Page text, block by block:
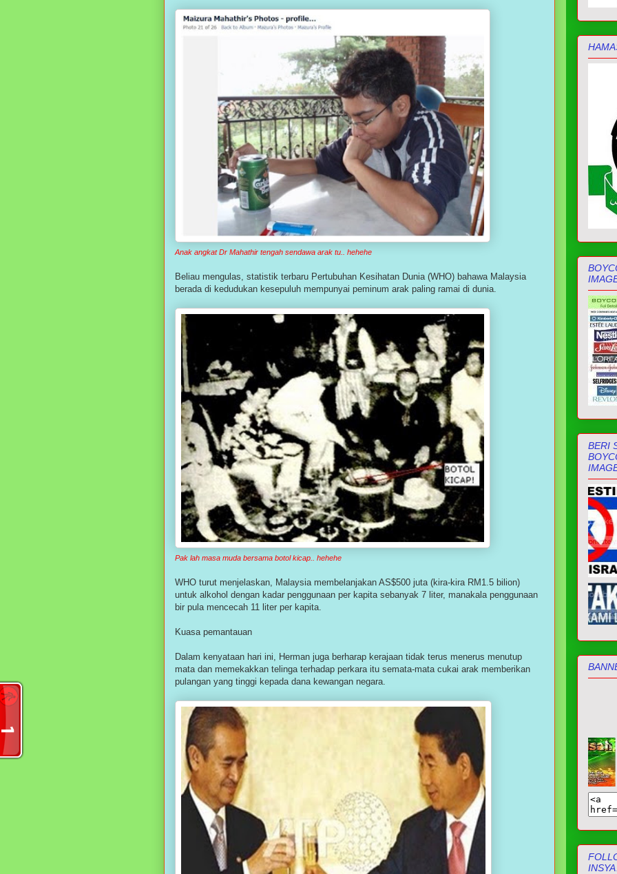
Anak angkat Dr Mahathir tengah sendawa arak tu.. hehehe
Beliau mengulas, statistik terbaru Pertubuhan Kesihatan Dunia (WHO) bahawa Malaysia
berada di kedudukan kesepuluh mempunyai peminum arak paling ramai di dunia.
Pak lah masa muda bersama botol kicap.. hehehe
WHO turut menjelaskan, Malaysia membelanjakan AS$500 juta (kira-kira RM1.5 bilion)
untuk alkohol dengan kadar penggunaan per kapita sebanyak 7 liter, manakala penggunaan
bir pula mencecah 11 liter per kapita.
Kuasa pemantauan
Dalam kenyataan hari ini, Herman juga berharap kerajaan tidak terus menerus menutup
mata dan memekakkan telinga terhadap perkara itu semata-mata cukai arak memberikan
pulangan yang tinggi kepada dana kewangan negara.
BERI